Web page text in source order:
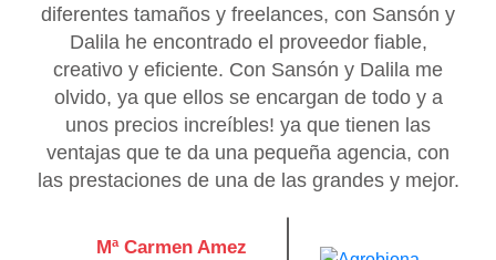
diferentes tamaños y freelances, con Sansón y
Dalila he encontrado el proveedor fiable,
creativo y eficiente. Con Sansón y Dalila me
olvido, ya que ellos se encargan de todo y a
unos precios increíbles! ya que tienen las
ventajas que te da una pequeña agencia, con
las prestaciones de una de las grandes y mejor.
Mª Carmen Amez